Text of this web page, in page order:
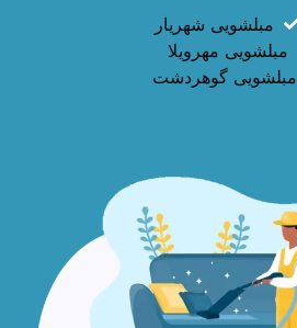
مبلشویی شهریار
مبلشویی مهرویلا
مبلشویی گوهردشت